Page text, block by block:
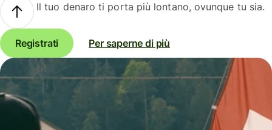
Il tuo denaro ti porta più lontano, ovunque tu sia.
Registrati Per saperne di più